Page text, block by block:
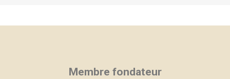
Membre fondateur